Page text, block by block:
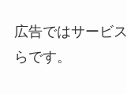
広告ではサービ
らです。